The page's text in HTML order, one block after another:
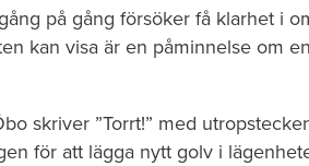
på gång försöker få klarhet i
kan visa är en påminnelse om
skriver ”Torrt!” med
för att lägga nytt golv i